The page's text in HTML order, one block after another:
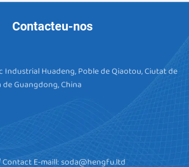
Contacteu-nos
Industrial Huadeng, Poble de Qiaotou, Ciutat de
Guangdong, China
Contact E-maill:soda@hengfu.ltd